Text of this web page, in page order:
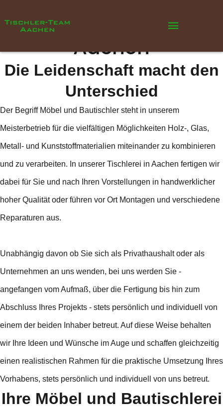
Das Tischler-Team
Aachen
Die Leidenschaft macht den
Unterschied
Der Begriff Möbel und Bautischler steht in unserem
Meisterbetrieb für die vielfältigen Möglichkeiten Holz-, Glas,
Metall- und Kunststoffmaterialien miteinander zu kombinieren
und zu verarbeiten. In unserer Tischlerei in Aachen fertigen wir
dabei für Sie und nach Ihren Vorstellungen in handwerklicher
hoher Qualität oder führen vor Ort Montagen und verschiedene
Reparaturen aus.
Unabhängig davon ob Sie sich als Privathaushalt oder als
Unternehmen an uns wenden, bei uns werden Sie -
angefangen vom Aufmaß, über die Fertigung bis hin zum
Abschluss Ihres Projekts - stets persönlich und individuell von
einem der beiden Inhaber betreut. Auf diese Weise behalten
wir Ihre Ideen und Wünsche im Auge und schaffen gleichzeitig
einen realistischen Rahmen für die praktische Umsetzung Ihres
Vorhabens, stets persönlich und individuell von uns betreut.
Ihre Möbel und Bautischlerei